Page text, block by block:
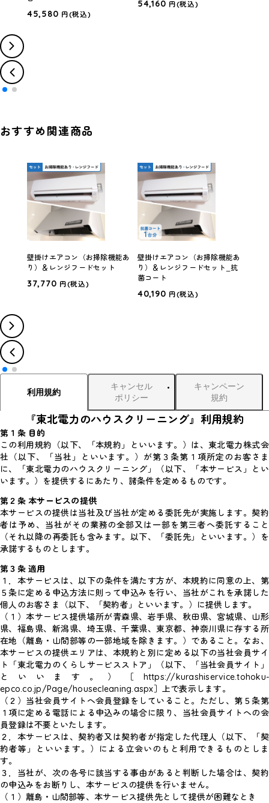
45,580 円(税込)
54,160 円(税込)
おすすめ関連商品
壁掛けエアコン（お掃除機能あ
り）＆レンジフードセット
37,770 円(税込)
壁掛けエアコン（お掃除機能あ
り）＆レンジフードセット_抗
菌コート
40,190 円(税込)
利用規約
キャンセル
ポリシー
キャンペーン
規約
『東北電力のハウスクリーニング』利用規約
第１条 目的
この利用規約（以下、「本規約」といいます。）は、東北電力株式会
社（以下、「当社」といいます。）が第３条第１項所定のお客さま
に、「東北電力のハウスクリーニング」（以下、「本サービス」とい
います。）を提供するにあたり、諸条件を定めるものです。
第２条 本サービスの提供
本サービスの提供は当社及び当社が定める委託先が実施します。契約
者は予め、当社がその業務の全部又は一部を第三者へ委託すること
（それ以降の再委託も含みます。以下、「委託先」といいます。）を
承諾するものとします。
第３条 適用
１． 本サービスは、以下の条件を満たす方が、本規約に同意の上、第
５条に定める申込方法に則って申込みを行い、当社がこれを承諾した
個人のお客さま（以下、「契約者」といいます。）に提供します。
（１）本サービス提供場所が青森県、岩手県、秋田県、宮城県、山形
県、福島県、新潟県、埼玉県、千葉県、東京都、神奈川県に存する所
在地（離島・山間部等の一部地域を除きます。）であること。なお、
本サービスの提供エリアは、本規約と別に定める以下の当社会員サイ
ト「東北電力のくらしサービスストア」（以下、「当社会員サイト」
といいます。）［https://kurashiservice.tohoku-
epco.co.jp/Page/housecleaning.aspx］上で表示します。
（２）当社会員サイトへ会員登録をしていること。ただし、第５条第
１項に定める電話による申込みの場合に限り、当社会員サイトへの会
員登録は不要といたします。
２．本サービスは、契約者又は契約者が指定した代理人（以下、「契
約者等」といいます。）による立会いのもと利用できるものとしま
す。
３．当社が、次の各号に該当する事由があると判断した場合は、契約
の申込みをお断りし、本サービスの提供を行いません。
（１）離島・山間部等、本サービス提供先として提供が困難なとき